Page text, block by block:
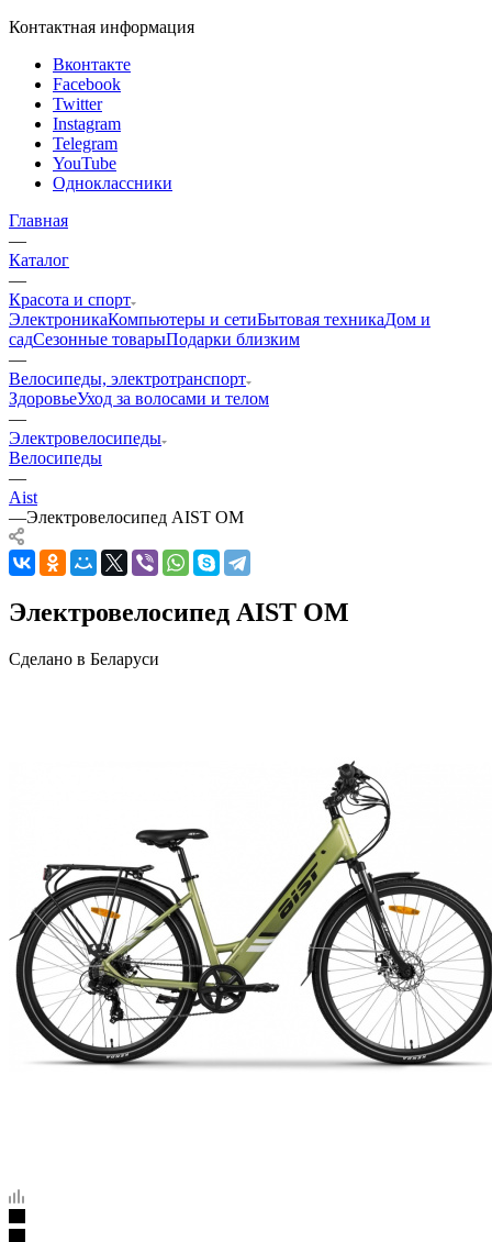
Контактная информация
Вконтакте
Facebook
Twitter
Instagram
Telegram
YouTube
Одноклассники
Главная
—
Каталог
—
Красота и спорт
ЭлектроникаКомпьютеры и сетиБытовая техникаДом и
садСезонные товарыПодарки близким
—
Велосипеды, электротранспорт
ЗдоровьеУход за волосами и телом
—
Электровелосипеды
Велосипеды
—
Aist
—Электровелосипед AIST OM
Электровелосипед AIST OM
Сделано в Беларуси